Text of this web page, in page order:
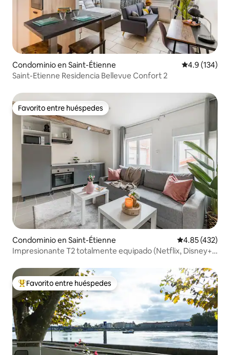
Condominio en Saint-Étienne Calificación
4.9 (134)
Saint-Etienne Residencia Bellevue Confort 2
Favorito entre huéspedes
Favorito entre huéspedes
Condominio en Saint-Étienne Calificación
4.85 (432)
Impresionante T2 totalmente equipado (Netflix, Disney+
De los mejores en Favorito entre huéspedes
Favorito entre huéspedes